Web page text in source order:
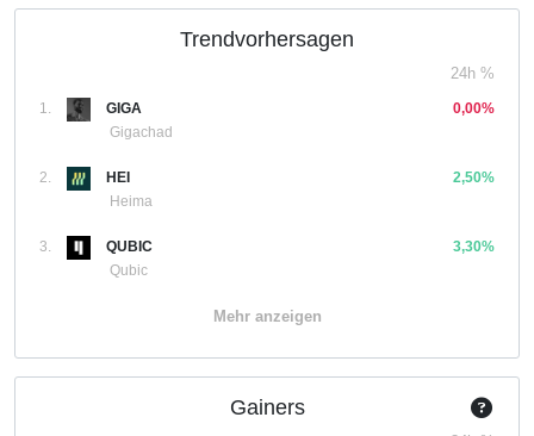
Trendvorhersagen
24h %
1.
GIGA
Gigachad
0,00%
2.
HEI
Heima
2,50%
3.
QUBIC
Qubic
3,30%
Mehr anzeigen
Gainers